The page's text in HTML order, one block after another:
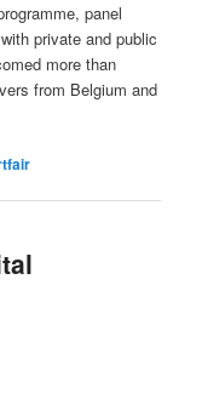
panel
private and public
more than
from Belgium and